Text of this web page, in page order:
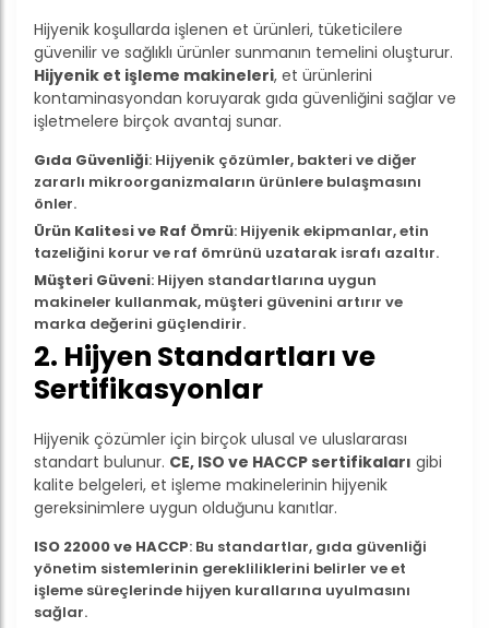
Hijyenik koşullarda işlenen et ürünleri, tüketicilere
güvenilir ve sağlıklı ürünler sunmanın temelini oluşturur.
Hijyenik et işleme makineleri, et ürünlerini
kontaminasyondan koruyarak gıda güvenliğini sağlar ve
işletmelere birçok avantaj sunar.
Gıda Güvenliği: Hijyenik çözümler, bakteri ve diğer
zararlı mikroorganizmaların ürünlere bulaşmasını
önler.
Ürün Kalitesi ve Raf Ömrü: Hijyenik ekipmanlar, etin
tazeliğini korur ve raf ömrünü uzatarak israfı azaltır.
Müşteri Güveni: Hijyen standartlarına uygun
makineler kullanmak, müşteri güvenini artırır ve
marka değerini güçlendirir.
2. Hijyen Standartları ve
Sertifikasyonlar
Hijyenik çözümler için birçok ulusal ve uluslararası
standart bulunur. CE, ISO ve HACCP sertifikaları gibi
kalite belgeleri, et işleme makinelerinin hijyenik
gereksinimlere uygun olduğunu kanıtlar.
ISO 22000 ve HACCP: Bu standartlar, gıda güvenliği
yönetim sistemlerinin gerekliliklerini belirler ve et
işleme süreçlerinde hijyen kurallarına uyulmasını
sağlar.